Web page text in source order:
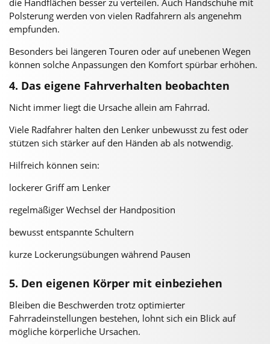
Polsterung werden von vielen Radfahrern als angenehm
empfunden.
Besonders bei längeren Touren oder auf unebenen Wegen
können solche Anpassungen den Komfort spürbar erhöhen.
4. Das eigene Fahrverhalten beobachten
Nicht immer liegt die Ursache allein am Fahrrad.
Viele Radfahrer halten den Lenker unbewusst zu fest oder
stützen sich stärker auf den Händen ab als notwendig.
Hilfreich können sein:
lockerer Griff am Lenker
regelmäßiger Wechsel der Handposition
bewusst entspannte Schultern
kurze Lockerungsübungen während Pausen
5. Den eigenen Körper mit einbeziehen
Bleiben die Beschwerden trotz optimierter
Fahrradeinstellungen bestehen, lohnt sich ein Blick auf
mögliche körperliche Ursachen.